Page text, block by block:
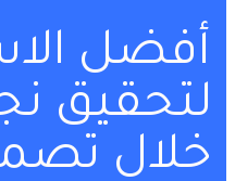
أفضل
لتحقيق
خلال